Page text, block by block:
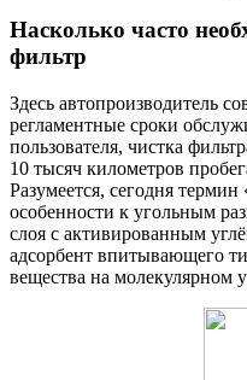
Насколько часто
фильтр
Здесь автопроизводитель
регламентные сроки
пользователя, чистка
10 тысяч километров
Разумеется, сегодня
особенности к угольным
слоя с активированным
адсорбент впитывающего
вещества на молекулярном